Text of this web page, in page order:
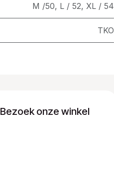
M /50, L / 52, XL / 54
TKO
Bezoek onze winkel